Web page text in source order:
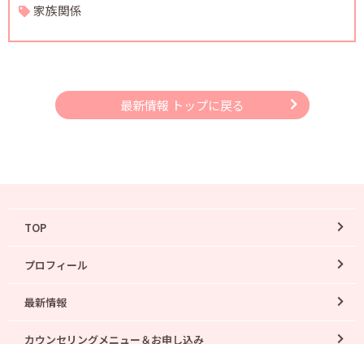
家族関係
最新情報 トップに戻る
TOP
プロフィール
最新情報
カウンセリングメニュー＆お申し込み